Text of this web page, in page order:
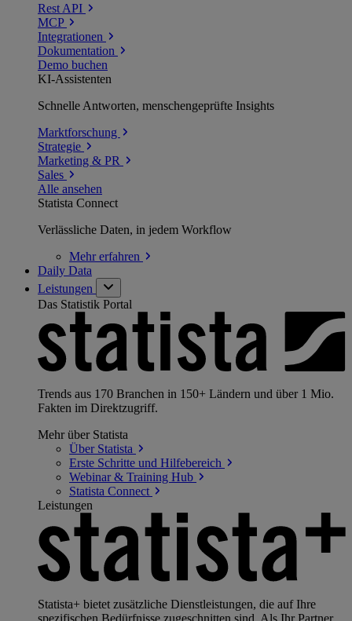
Rest API
MCP
Integrationen
Dokumentation
Demo buchen
KI-Assistenten
Schnelle Antworten, menschengeprüfte Insights
Marktforschung
Strategie
Marketing & PR
Sales
Alle ansehen
Statista Connect
Verlässliche Daten, in jedem Workflow
Mehrerfahren
Daily Data
Leistungen
Das Statistik Portal
Trends aus 170 Branchen in 150+ Ländern und über 1 Mio.
Fakten im Direktzugriff.
Mehr über Statista
Über Statista
Erste Schritte und Hilfebereich
Webinar & Training Hub
Statista Connect
Leistungen
Statista+ bietet zusätzliche Dienstleistungen, die auf Ihre
spezifischen Bedürfnisse zugeschnitten sind. Als Ihr Partner